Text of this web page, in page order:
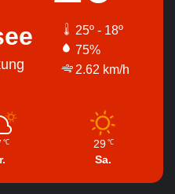
25º - 18º
75%
2.62 km/h
℃ 29 ℃
Sa.